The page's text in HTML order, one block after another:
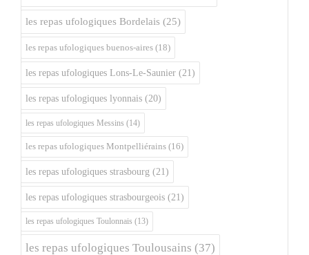
les repas ufologiques Bordelais (25)
les repas ufologiques buenos-aires (18)
les repas ufologiques Lons-Le-Saunier (21)
les repas ufologiques lyonnais (20)
les repas ufologiques Messins (14)
les repas ufologiques Montpelliérains (16)
les repas ufologiques strasbourg (21)
les repas ufologiques strasbourgeois (21)
les repas ufologiques Toulonnais (13)
les repas ufologiques Toulousains (37)